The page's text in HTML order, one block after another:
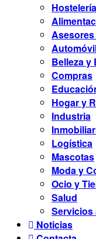
Hostelería
Belleza y
Compras
Hogar y
Industria
Logística
Mascotas
Moda y
Ocio y
Salud
Servicios
Noticias